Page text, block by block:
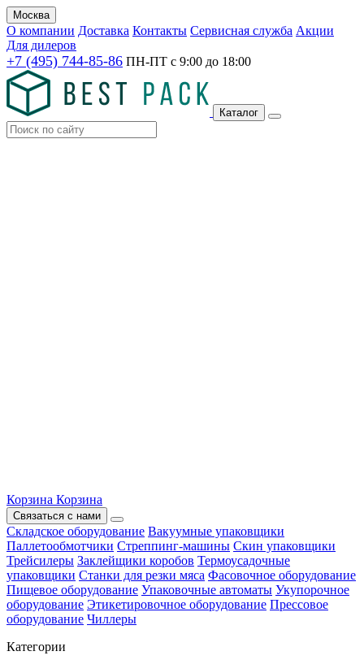
Москва
О компании Доставка Контакты Сервисная служба Акции
Для дилеров
+7 (495) 744-85-86 ПН-ПТ с 9:00 до 18:00
Каталог
Корзина Корзина
Связаться с нами
Складское оборудование Вакуумные упаковщики
Паллетообмотчики Стреппинг-машины Скин упаковщики
Трейсилеры Заклейщики коробов Термоусадочные
упаковщики Станки для резки мяса Фасовочное оборудование
Пищевое оборудование Упаковочные автоматы Укупорочное
оборудование Этикетировочное оборудование Прессовое
оборудование Чиллеры
Категории